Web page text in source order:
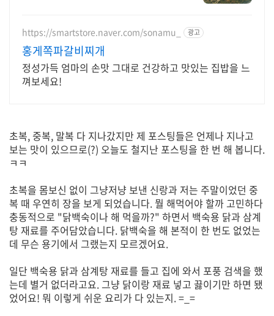
https://smartstore.naver.com/sonamu_ 광고
홍게쪽파갈비찌개
정성가득 엄마의 손맛 그대로 건강하고 맛있는 집밥을 느
껴보세요!
초복, 중복, 말복 다 지나갔지만 제 포스팅들은 언제나 지나고
보는 맛이 있으므로(?) 오늘도 철지난 포스팅을 한 번 해 봅니다.
ㅋㅋ
초복을 몸보신 없이 그냥저냥 보낸 신랑과 저는 주말이었던 중
복 때 우연히 장을 보게 되었습니다. 뭘 해먹어야 할까 고민하다
충동적으로 "닭백숙이나 해 먹을까?" 하면서 백숙용 닭과 삼계
탕 재료를 주어담았습니다. 닭백숙을 해 본적이 한 번도 없었는
데 무슨 용기에서 그랬는지 모르겠어요.
일단 백숙용 닭과 삼계탕 재료를 들고 집에 와서 포풍 검색을 했
는데 별거 없더라고요. 그냥 닭이랑 재료 넣고 끓이기만 하면 됐
었어요! 뭐 이렇게 쉬운 요리가 다 있는지. =_=